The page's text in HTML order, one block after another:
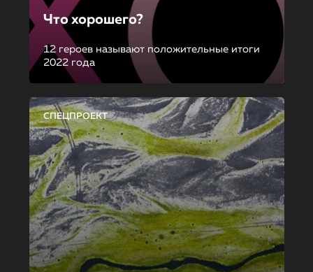
Что хорошего?
12 героев называют положительные итоги
2022 года
СПЕЦПРОЕКТ